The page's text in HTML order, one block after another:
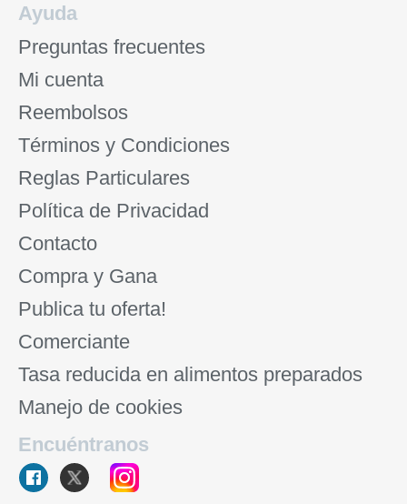
Ayuda
Preguntas frecuentes
Mi cuenta
Reembolsos
Términos y Condiciones
Reglas Particulares
Política de Privacidad
Contacto
Compra y Gana
Publica tu oferta!
Comerciante
Tasa reducida en alimentos preparados
Manejo de cookies
Encuéntranos